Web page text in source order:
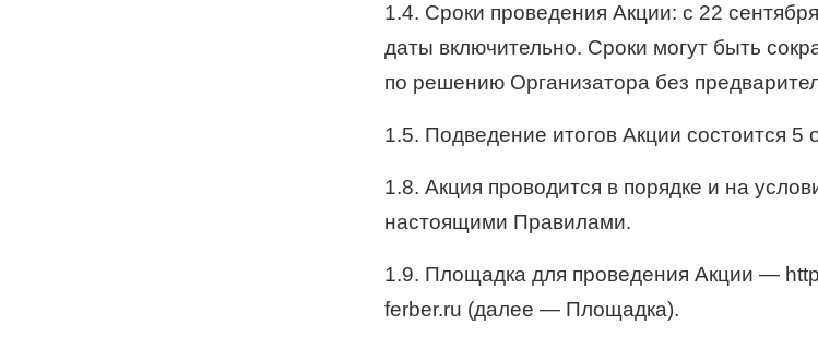
1.4. Сроки проведения Акции: с 22
даты включительно. Сроки могут быть
по решению Организатора без
1.5. Подведение итогов Акции состоится 5
1.8. Акция проводится в порядке и на
настоящими Правилами.
1.9. Площадка для проведения Акции —
ferber.ru (далее — Площадка).